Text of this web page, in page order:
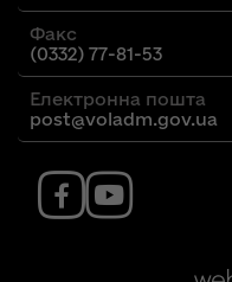
Факс
(0332) 77-81-53
Електронна пошта
post@voladm.gov.ua